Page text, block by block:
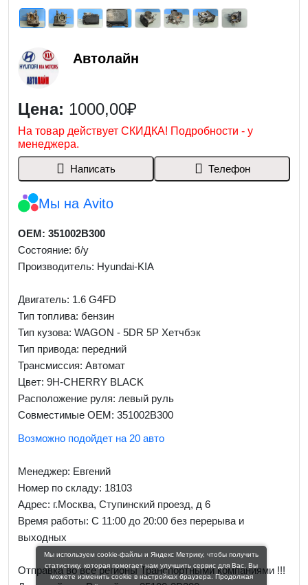
Автолайн
Цена: 1000,00₽
На товар действует СКИДКА! Подробности - у
менеджера.
Написать Телефон
Мы на Avito
OEM: 351002B300
Состояние: б/у
Производитель: Hyundai-KIA
Двигатель: 1.6 G4FD
Тип топлива: бензин
Тип кузова: WAGON - 5DR 5P Хетчбэк
Тип привода: передний
Трансмиссия: Автомат
Цвет: 9H-CHERRY BLACK
Расположение руля: левый руль
Совместимые OEM: 351002B300
Возможно подойдет на 20 авто
Менеджер: Евгений
Номер по складу: 18103
Адрес: г.Москва, Ступинский проезд, д 6
Время работы: С 11:00 до 20:00 без перерыва и
выходных
Отправка во все регионы Транспортными компаниями !!!
Мы используем cookie-файлы и Яндекс Метрику, чтобы получить
статистику, которая помогает нам улучшить сервис для Вас. Вы
можете изменить cookie в настройках браузера. Продолжая